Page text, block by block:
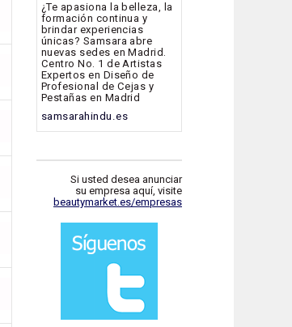
¿Te apasiona la belleza, la
formación continua y
brindar experiencias
únicas? Samsara abre
nuevas sedes en Madrid.
Centro No. 1 de Artistas
Expertos en Diseño de
Profesional de Cejas y
Pestañas en Madrid
samsarahindu.es
Si usted desea anunciar
su empresa aquí, visite
beautymarket.es/empresas